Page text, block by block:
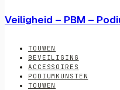
Veiligheid – PBM –
TOUWEN
BEVEILIGING
ACCESSOIRES
PODIUMKUNSTEN
TOUWEN